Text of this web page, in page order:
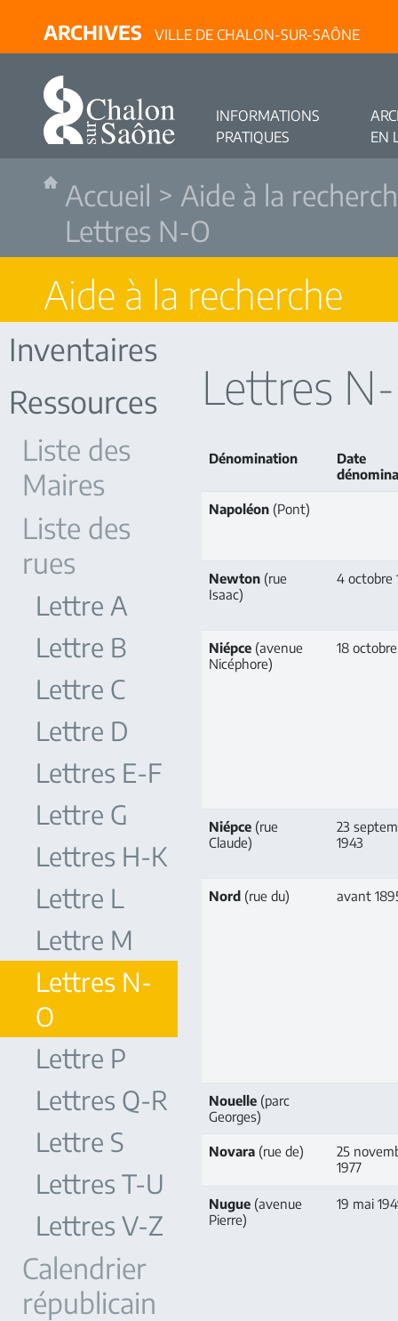
ARCHIVES VILLE DE CHALON-SUR-SAÔNE
INFORMATIONS
PRATIQUES
EN
Accueil > Aide à la
Lettres N-O
Aide à la recherche
Inventaires
Ressources
Liste des
Maires
Liste des
rues
Lettre A
Lettre B
Lettre C
Lettre D
Lettres E-F
Lettre G
Lettres H-K
Lettre L
Lettre M
Lettres N-
O
Lettre P
Lettres Q-R
Lettre S
Lettres T-U
Lettres V-Z
Calendrier
républicain
Lettres
Dénomination
Date
Napoléon (Pont)
Newton (rue
Isaac)
4 octobre
Niépce (avenue
Nicéphore)
18
Niépce (rue
Claude)
23
1943
Nord (rue du) avant
Nouelle (parc
Georges)
Novara (rue de)
25
1977
Nugue (avenue
Pierre)
19 mai